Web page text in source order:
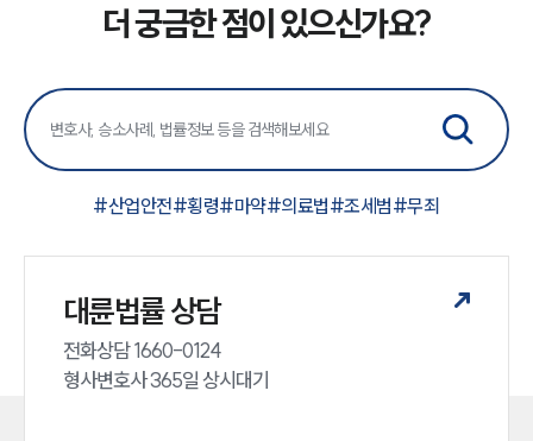
더 궁금한 점이 있으신가요?
#산업안전#횡령#마약#의료법#조세범#무죄
대륜법률 상담
전화상담 1660-0124
형사변호사 365일 상시대기